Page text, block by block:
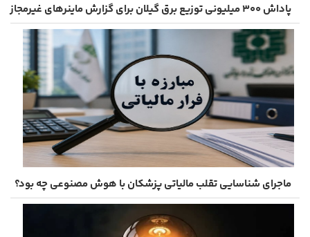
پاداش ۳۰۰ میلیونی توزیع برق گیلان برای گزارش ماینرهای غیرمجاز
ماجرای شناسایی تقلب مالیاتی پزشکان با هوش مصنوعی چه بود؟